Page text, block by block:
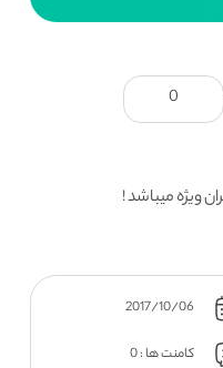
0
ویژه میباشد !
کامنت ها : 0